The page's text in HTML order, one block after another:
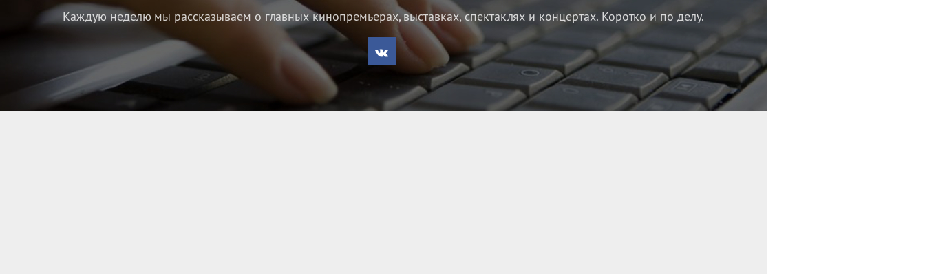
Каждую неделю мы рассказываем о главных кинопремьерах, выставках, спектаклях и концертах. Коротко и по делу.